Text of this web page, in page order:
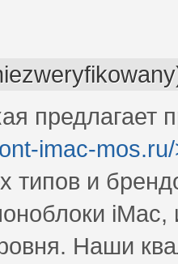
предлагает
imac-
типов и
iMac,
Наши